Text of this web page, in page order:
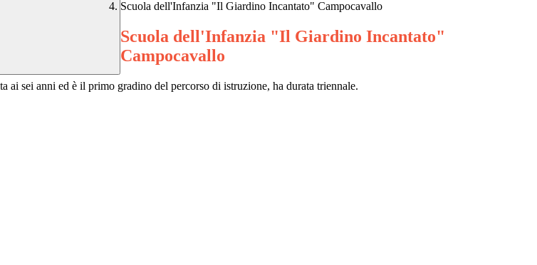
Scuola dell'Infanzia "Il Giardino Incantato" Campocavallo
Scuola dell'Infanzia "Il Giardino Incantato"
Campocavallo
ai sei anni ed è il primo gradino del percorso di istruzione, ha durata triennale.